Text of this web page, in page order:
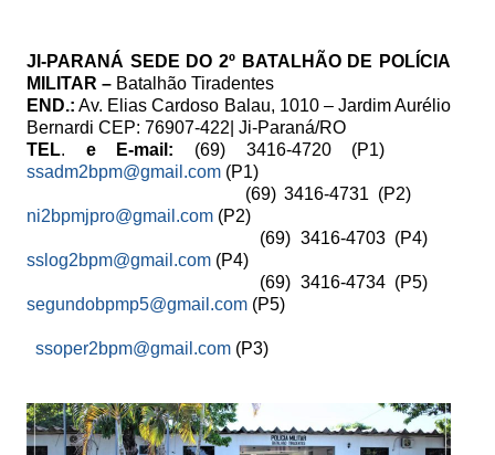
JI-PARANÁ SEDE DO 2º BATALHÃO DE POLÍCIA
MILITAR – Batalhão Tiradentes
END.: Av. Elias Cardoso Balau, 1010 – Jardim Aurélio
Bernardi CEP: 76907-422| Ji-Paraná/RO
TEL. e E-mail: (69) 3416-4720 (P1)
ssadm2bpm@gmail.com (P1)
(69) 3416-4731 (P2)
ni2bpmjpro@gmail.com (P2)
(69) 3416-4703 (P4)
sslog2bpm@gmail.com (P4)
(69) 3416-4734 (P5)
segundobpmp5@gmail.com (P5)
ssoper2bpm@gmail.com (P3)